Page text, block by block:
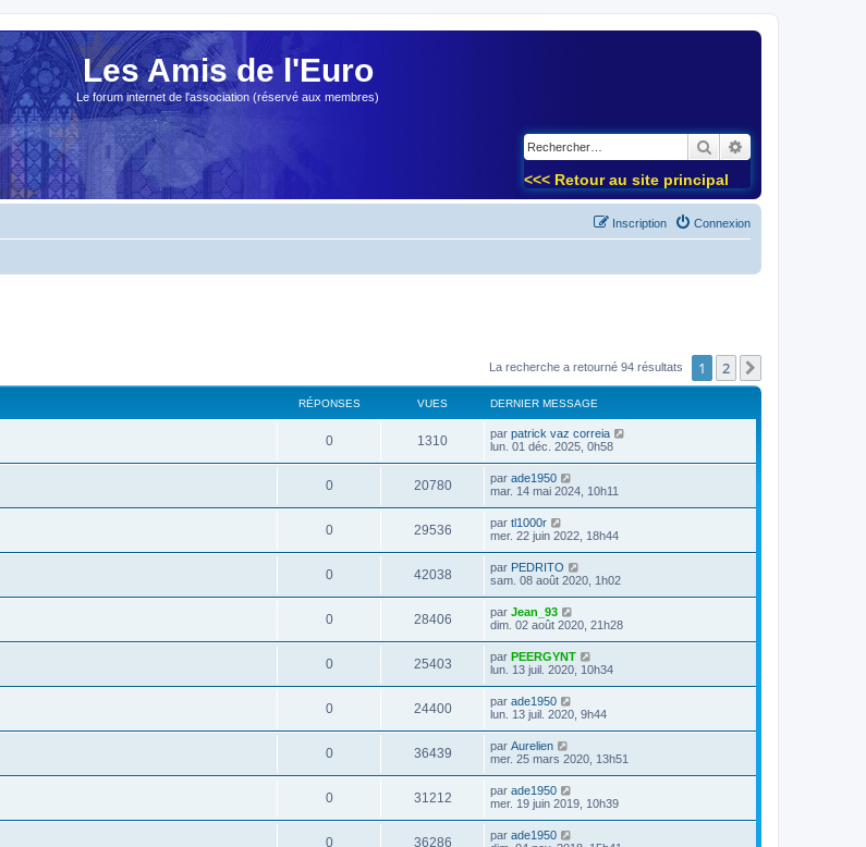
Les Amis de l'Euro
Le forum internet de l'association (réservé aux membres)
Rechercher
<<< Retour au site principal
Connexion
Inscription
La recherche a retourné 94 résultats 1 2
RÉPONSES VUES DERNIER MESSAGE
0 1310 par patrick vaz correia
lun. 01 déc. 2025, 0h58
0 20780 par ade1950
mar. 14 mai 2024, 10h11
0 29536 par tl1000r
mer. 22 juin 2022, 18h44
0 42038 par PEDRITO
sam. 08 août 2020, 1h02
0 28406 par Jean_93
dim. 02 août 2020, 21h28
0 25403 par PEERGYNT
lun. 13 juil. 2020, 10h34
0 24400 par ade1950
lun. 13 juil. 2020, 9h44
0 36439 par Aurelien
mer. 25 mars 2020, 13h51
0 31212 par ade1950
mer. 19 juin 2019, 10h39
0 36286 par ade1950